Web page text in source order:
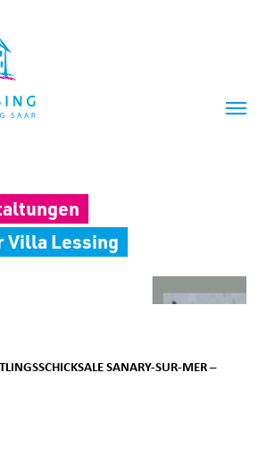
Villa Lessing
SANARY-SUR-MER –